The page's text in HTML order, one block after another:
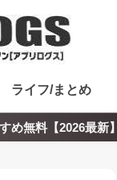
ライフ/まとめ
め無料【2026最新】